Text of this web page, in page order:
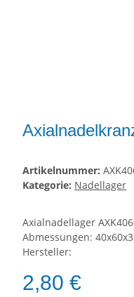
Artikelnummer:
Kategorie: Nadellager
Axialnadellager
Abmessungen:
Hersteller:
2,80 €